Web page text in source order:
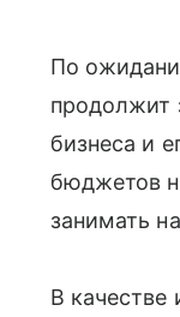
По
продолжит
бизнеса и
бюджетов
занимать
В